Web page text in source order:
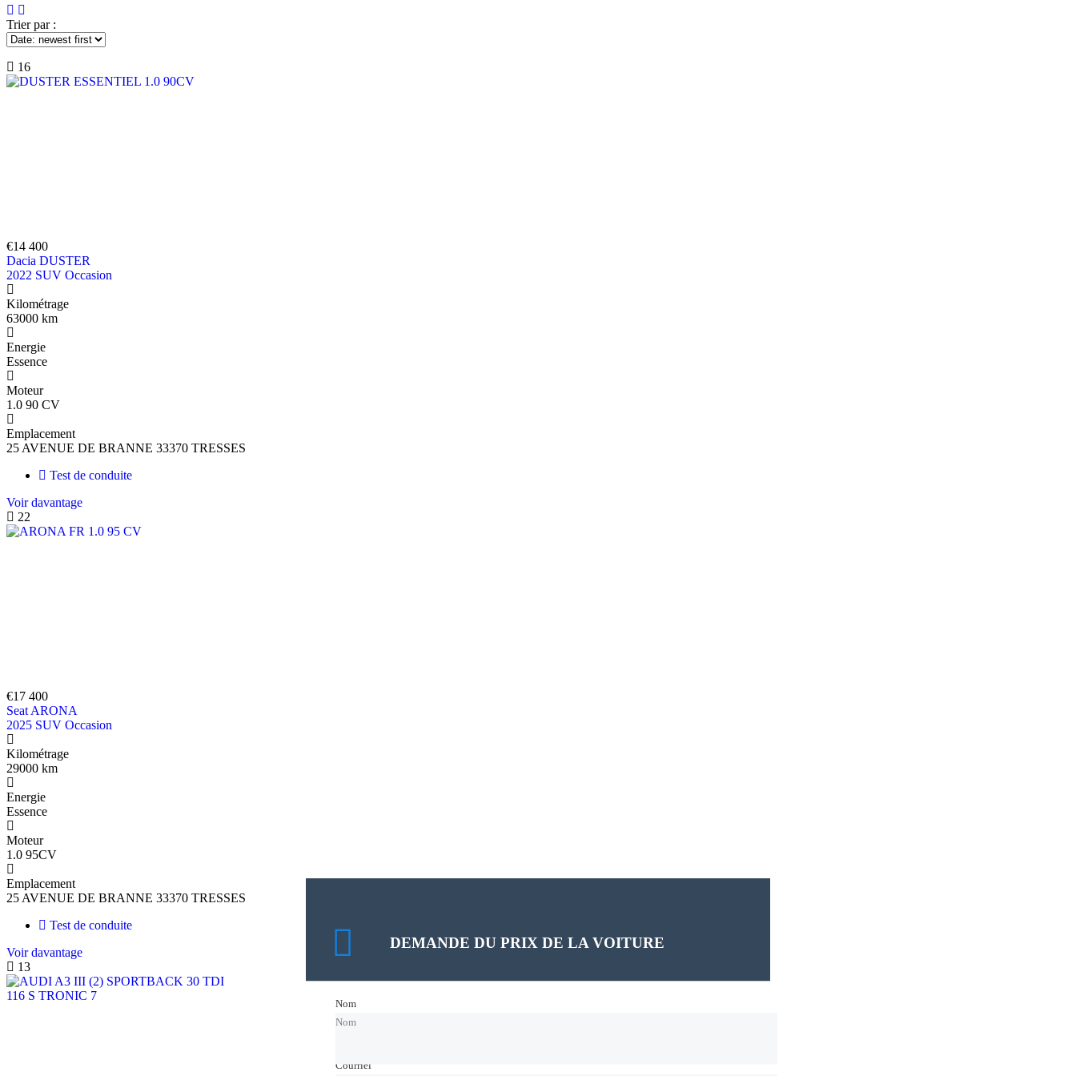
Trier par :
16
€14 400
Dacia DUSTER
2022 SUV Occasion
Kilométrage
63000 km
Energie
Essence
Moteur
1.0 90 CV
Emplacement
25 AVENUE DE BRANNE 33370 TRESSES
Test de conduite
Voir davantage
22
€17 400
Seat ARONA
2025 SUV Occasion
Kilométrage
29000 km
Energie
Essence
Moteur
1.0 95CV
Emplacement
25 AVENUE DE BRANNE 33370 TRESSES
Test de conduite
Voir davantage
13
Nom
Courriel
Nom
Courriel
DEMANDE DU PRIX DE LA VOITURE
Nom